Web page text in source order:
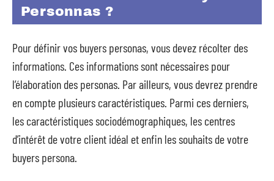
Personnas ?
Pour définir vos buyers personas, vous devez récolter des
informations. Ces informations sont nécessaires pour
l’élaboration des personas. Par ailleurs, vous devrez prendre
en compte plusieurs caractéristiques. Parmi ces derniers,
les caractéristiques sociodémographiques, les centres
d’intérêt de votre client idéal et enfin les souhaits de votre
buyers persona.